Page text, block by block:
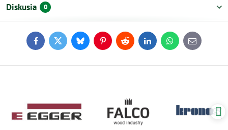
Diskusia 0
FacebookTwitterBlueskyPinterestReddit LinkedInWhatsApp
E-
mail